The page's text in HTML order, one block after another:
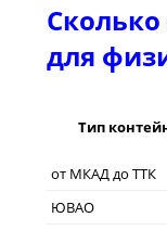
для
Тип
от МКАД до ТТК
ЮВАО